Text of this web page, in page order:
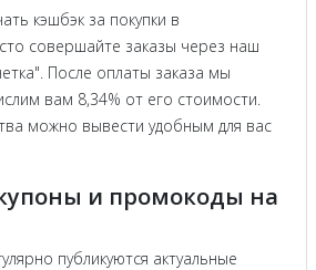
кэшбэк за покупки в
совершайте заказы через наш
После оплаты заказа мы
вам 8,34% от его стоимости.
можно вывести удобным для вас
и промокоды на
публикуются актуальные